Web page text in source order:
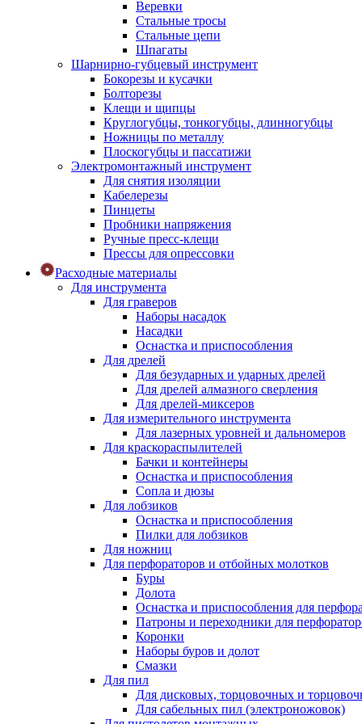
Веревки
Стальные тросы
Стальные цепи
Шпагаты
Шарнирно-губцевый инструмент
Бокорезы и кусачки
Болторезы
Клещи и щипцы
Круглогубцы, тонкогубцы, длинногубцы
Ножницы по металлу
Плоскогубцы и пассатижи
Электромонтажный инструмент
Для снятия изоляции
Кабелерезы
Пинцеты
Пробники напряжения
Ручные пресс-клещи
Прессы для опрессовки
Расходные материалы
Для инструмента
Для граверов
Наборы насадок
Насадки
Оснастка и приспособления
Для дрелей
Для безударных и ударных дрелей
Для дрелей алмазного сверления
Для дрелей-миксеров
Для измерительного инструмента
Для лазерных уровней и дальномеров
Для краскораспылителей
Бачки и контейнеры
Оснастка и приспособления
Сопла и дюзы
Для лобзиков
Оснастка и приспособления
Пилки для лобзиков
Для ножниц
Для перфораторов и отбойных молотков
Буры
Долота
Оснастка и приспособления для
Патроны и переходники для
Коронки
Наборы буров и долот
Смазки
Для пил
Для дисковых, торцовочных и
Для сабельных пил (электроножовок)